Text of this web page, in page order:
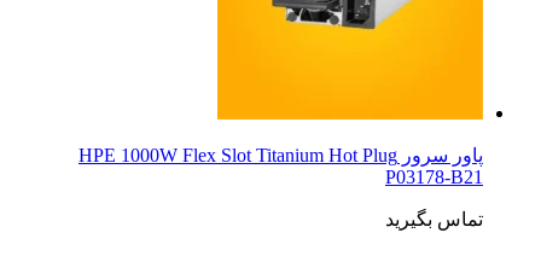
پاور سرور HPE 1000W Flex Slot Titanium Hot Plug
P03178-B21
تماس بگیرید